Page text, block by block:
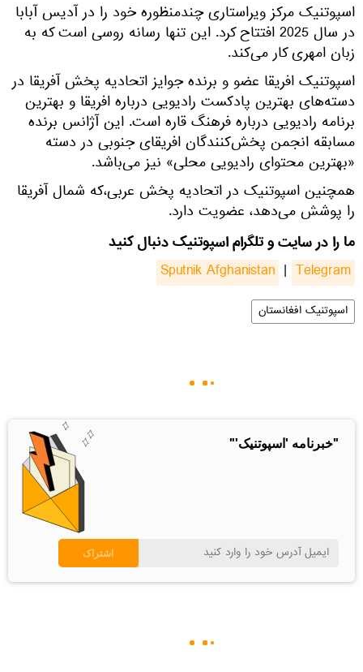
اسپوتنیک مرکز ویراستاری چندمنظوره خود را در آدیس آبابا
در سال 2025 افتتاح کرد. این تنها رسانه روسی است که به
زبان امهری کار می‌کند.
اسپوتنیک افریقا عضو و برنده جوایز اتحادیه پخش آفریقا در
دسته‌های بهترین پادکست رادیویی درباره افریقا و بهترین
برنامه رادیویی درباره فرهنگ قاره است. این آژانس برنده
مسابقه انجمن پخش‌کنندگان افریقای جنوبی در دسته
«بهترین محتوای رادیویی محلی» نیز می‌باشد.
همچنین اسپوتنیک در اتحادیه پخش عربی،که شمال آفریقا
را پوشش می‌دهد، عضویت دارد.
ما را در سایت و تلگرام اسپوتنیک دنبال کنید
Sputnik Afghanistan | Telegram
اسپوتنیک افغانستان
"خبرنامه 'اسپوتنیک'"